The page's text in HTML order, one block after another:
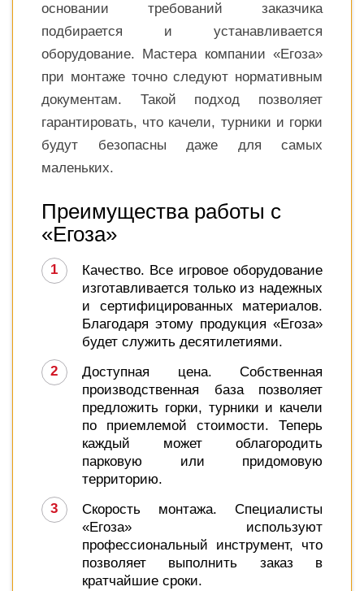
основании требований заказчика
подбирается и устанавливается
оборудование. Мастера компании «Егоза»
при монтаже точно следуют нормативным
документам. Такой подход позволяет
гарантировать, что качели, турники и горки
будут безопасны даже для самых
маленьких.
Преимущества работы с
«Егоза»
Качество. Все игровое оборудование
изготавливается только из надежных
и сертифицированных материалов.
Благодаря этому продукция «Егоза»
будет служить десятилетиями.
Доступная цена. Собственная
производственная база позволяет
предложить горки, турники и качели
по приемлемой стоимости. Теперь
каждый может облагородить
парковую или придомовую
территорию.
Скорость монтажа. Специалисты
«Егоза» используют
профессиональный инструмент, что
позволяет выполнить заказ в
кратчайшие сроки.